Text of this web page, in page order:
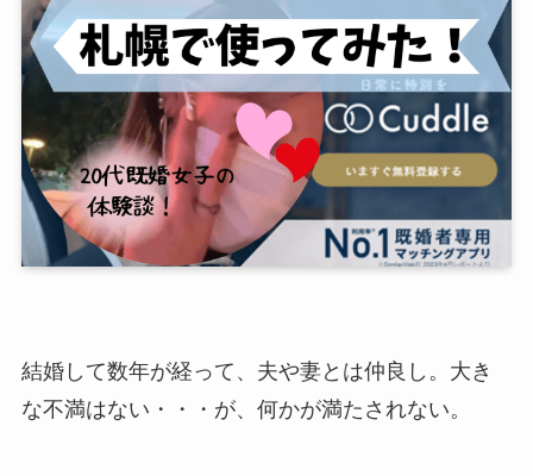
結婚して数年が経って、夫や妻とは仲良し。大き
な不満はない・・・が、何かが満たされない。